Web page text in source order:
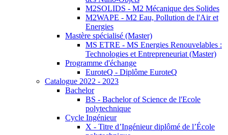
M2SOLIDS - M2 Mécanique des Solides
M2WAPE - M2 Eau, Pollution de l'Air et
Energies
Mastère spécialisé (Master)
MS ETRE - MS Energies Renouvelables :
Technologies et Entrepreneuriat (Master)
Programme d'échange
EuroteQ - Diplôme EuroteQ
Catalogue 2022 - 2023
Bachelor
BS - Bachelor of Science de l'Ecole
polytechnique
Cycle Ingénieur
X - Titre d’Ingénieur diplômé de l’École